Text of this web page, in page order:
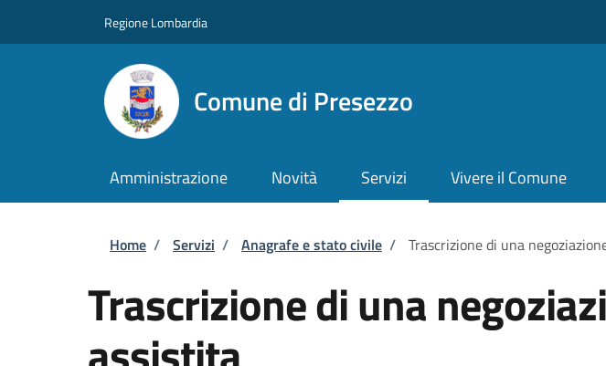
Regione Lombardia
Comune di Presezzo
Amministrazione Novità Servizi Vivere il Comune
Briciole di pane
Home / Servizi / Anagrafe e stato civile / Trascrizione di una
Trascrizione di una